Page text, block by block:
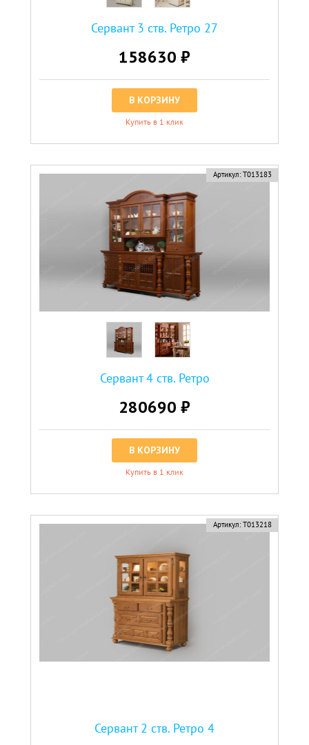
Сервант 3 ств. Ретро 27
158630 ₽
В КОРЗИНУ
Купить в 1 клик
Артикул: Т013183
Сервант 4 ств. Ретро
280690 ₽
В КОРЗИНУ
Купить в 1 клик
Артикул: Т013218
Сервант 2 ств. Ретро 4